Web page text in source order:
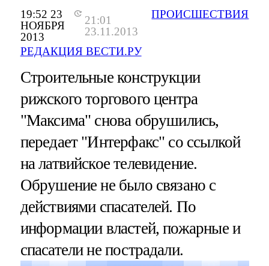
19:52 23
НОЯБРЯ
2013
21:01
23.11.2013
РЕДАКЦИЯ ВЕСТИ.РУ
ПРОИСШЕСТВИЯ
Строительные конструкции
рижского торгового центра
"Максима" снова обрушились,
передает "Интерфакс" со ссылкой
на латвийское телевидение.
Обрушение не было связано с
действиями спасателей. По
информации властей, пожарные и
спасатели не пострадали.